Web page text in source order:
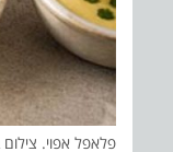
פלאפל אפוי.